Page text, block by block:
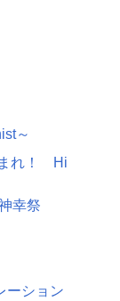
～
れ！ Hi
幸祭
ーション